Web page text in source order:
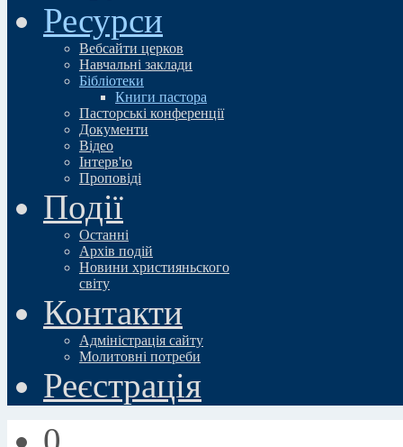
Ресурси
Вебсайти церков
Навчальні заклади
Бібліотеки
Книги пастора
Пасторські конференції
Документи
Відео
Iнтерв'ю
Проповіді
Події
Останні
Архів подій
Новини християньского
свiту
Контакти
Адміністрація сайту
Молитовні потреби
Реєстрація